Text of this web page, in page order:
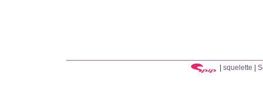
| squelette |